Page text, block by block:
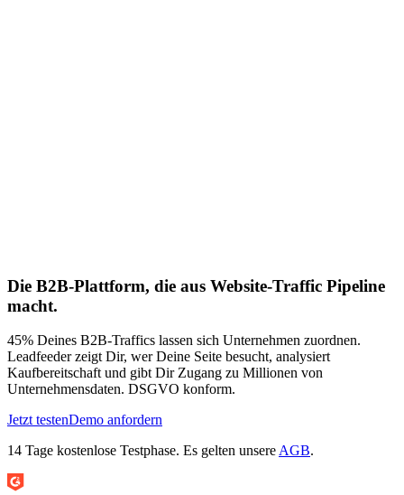
Die B2B-Plattform, die aus Website-Traffic Pipeline
macht.
45% Deines B2B-Traffics lassen sich Unternehmen zuordnen.
Leadfeeder zeigt Dir, wer Deine Seite besucht, analysiert
Kaufbereitschaft und gibt Dir Zugang zu Millionen von
Unternehmensdaten. DSGVO konform.
Jetzt testenDemo anfordern
14 Tage kostenlose Testphase. Es gelten unsere AGB.